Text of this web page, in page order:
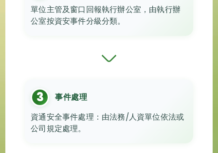
單位主管及窗口回報執行辦公室，由執行辦
公室按資安事件分級分類。
3 事件處理
資通安全事件處理：由法務/人資單位依法或
公司規定處理。